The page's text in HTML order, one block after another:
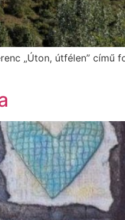
„Úton, útfélen” című